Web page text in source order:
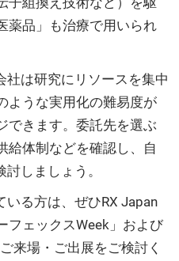
薬品」も治療で用いられ
社は研究にリソースを集中
ような実用化の難易度が
できます。委託先を選ぶ
給体制などを確認し、自
しましょう。
いる方は、ぜひRX Japan
フェックスWeek」および
来場・ご出展をご検討く